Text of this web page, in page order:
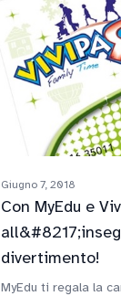
Giugno 7, 2018
Con MyEdu e
divertimento!
MyEdu ti regala la